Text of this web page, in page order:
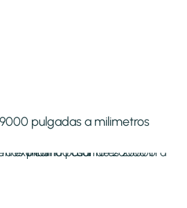
pulgadas a milimetros